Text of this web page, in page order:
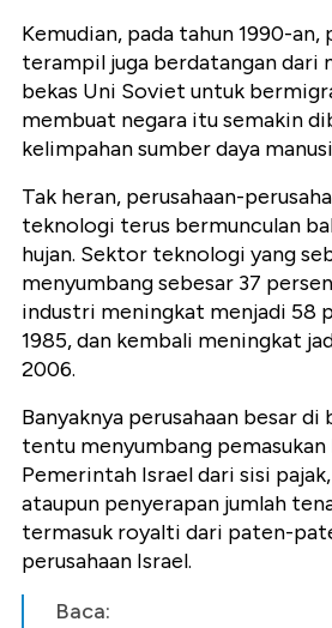
Kemudian, pada tahun 1990-an,
terampil juga berdatangan dari
bekas Uni Soviet untuk
membuat negara itu semakin
kelimpahan sumber daya
Tak heran, perusahaan-
teknologi terus bermunculan
hujan. Sektor teknologi yang
menyumbang sebesar 37
industri meningkat menjadi 58
1985, dan kembali meningkat
2006.
Banyaknya perusahaan besar
tentu menyumbang pemasukan
Pemerintah Israel dari sisi
ataupun penyerapan jumlah
termasuk royalti dari paten-
perusahaan Israel.
Baca: